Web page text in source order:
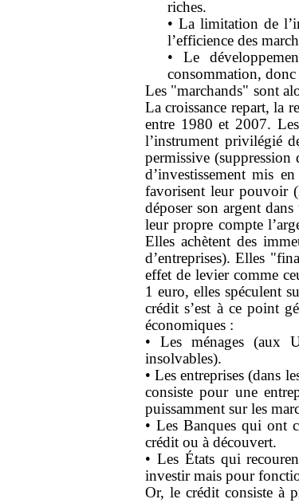
riches.
• La limitation de
l’efficience des
• Le
consommation, donc
Les "marchands" sont
La croissance repart, la
entre 1980 et 2007.
l’instrument privilégié
permissive (suppression
d’investissement mis
favorisent leur pouvoir
déposer son argent
leur propre compte
Elles achètent des
d’entreprises). Elles
effet de levier comme
1 euro, elles spéculent
crédit s’est à ce point
économiques :
• Les ménages (aux
insolvables).
• Les entreprises (dans
consiste pour une
puissamment sur les
• Les Banques qui ont
crédit ou à découvert.
• Les États qui
investir mais pour
Or, le crédit consiste à